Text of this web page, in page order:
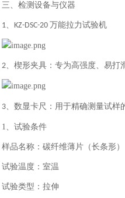
三、检测设备与仪器
1、 KZ-DSC-20 万能拉力试验机
2、 楔形夹具：专为高强度、易打
3、 数显卡尺：用于精确测量试样
1、 试验条件
样品名称：碳纤维薄片（长条形）
试验温度：室温
试验类型：拉伸